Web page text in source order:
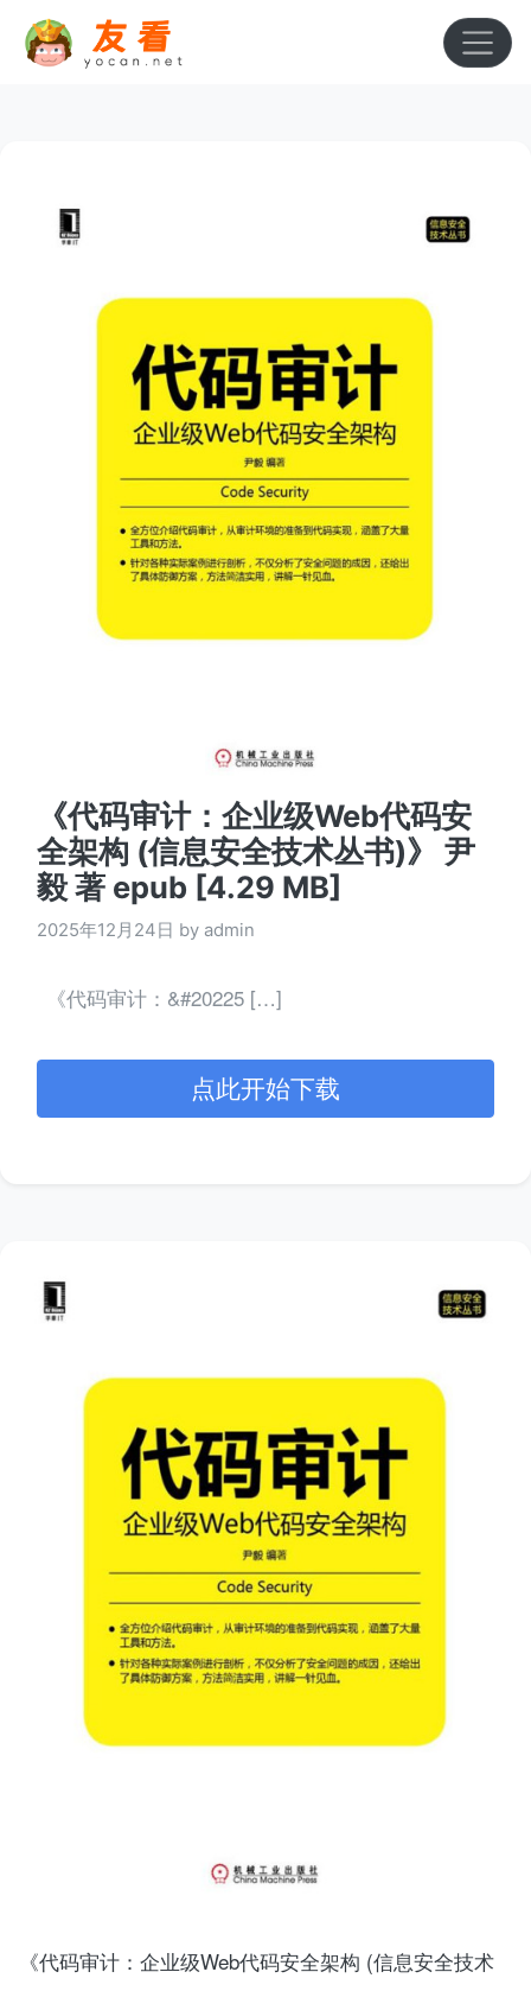
《代码审计：企业级Web代码安
全架构 (信息安全技术丛书)》 尹
毅 著 epub [4.29 MB]
2025年12月24日 by admin
《代码审计：&#20225 […]
点此开始下载
《代码审计：企业级Web代码安全架构 (信息安全技术